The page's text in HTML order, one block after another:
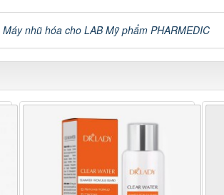
Máy nhũ hóa cho LAB Mỹ phẩm PHARMEDIC